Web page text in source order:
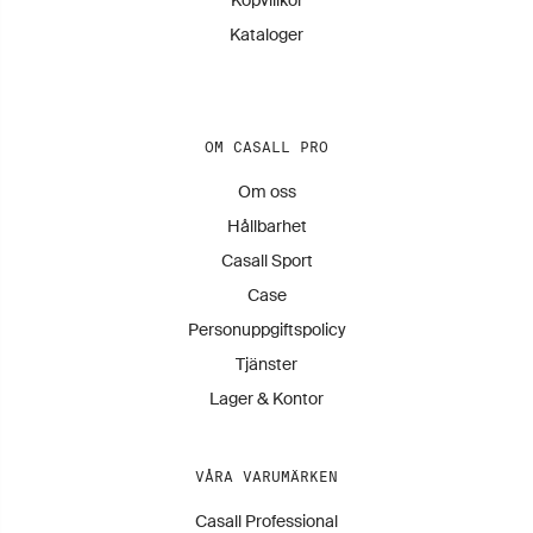
Kataloger
OM CASALL PRO
Om oss
Hållbarhet
Casall Sport
Case
Personuppgiftspolicy
Tjänster
Lager & Kontor
VÅRA VARUMÄRKEN
Casall Professional